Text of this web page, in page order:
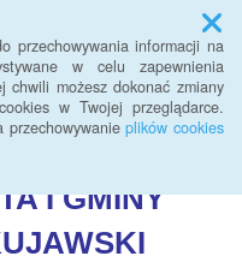
przechowywania informacji na
w celu zapewnienia
chwili możesz dokonać zmiany
w Twojej przeglądarce.
przechowywanieplików cookies
Menu
I GMINY